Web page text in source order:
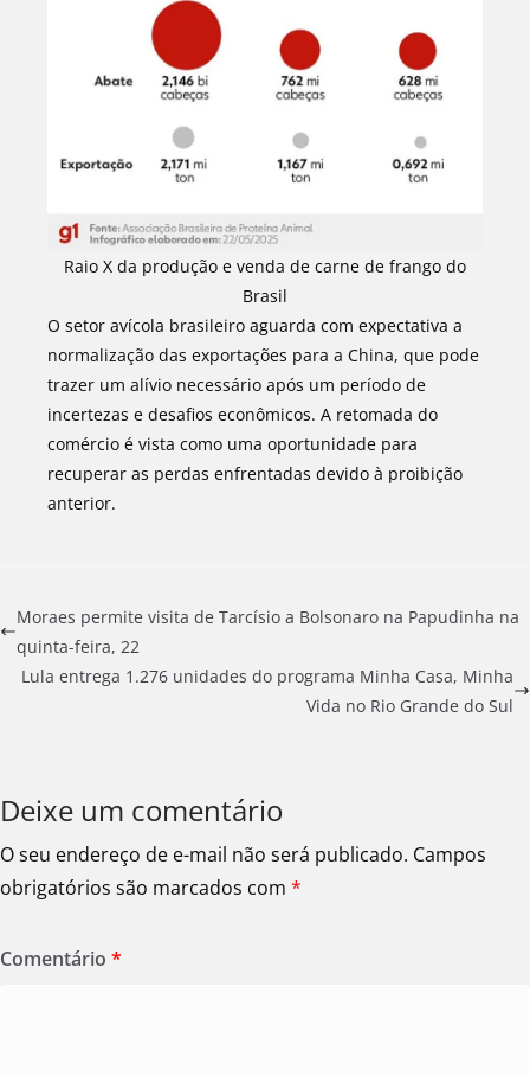
Raio X da produção e venda de carne de frango do
Brasil
O setor avícola brasileiro aguarda com expectativa a
normalização das exportações para a China, que pode
trazer um alívio necessário após um período de
incertezas e desafios econômicos. A retomada do
comércio é vista como uma oportunidade para
recuperar as perdas enfrentadas devido à proibição
anterior.
Moraes permite visita de Tarcísio a Bolsonaro na Papudinha na
quinta-feira, 22
Lula entrega 1.276 unidades do programa Minha Casa, Minha
Vida no Rio Grande do Sul
Deixe um comentário
O seu endereço de e-mail não será publicado. Campos
obrigatórios são marcados com *
Comentário *